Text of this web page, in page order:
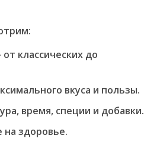
классических до
вкуса и пользы.
время, специи и добавки.
на здоровье.